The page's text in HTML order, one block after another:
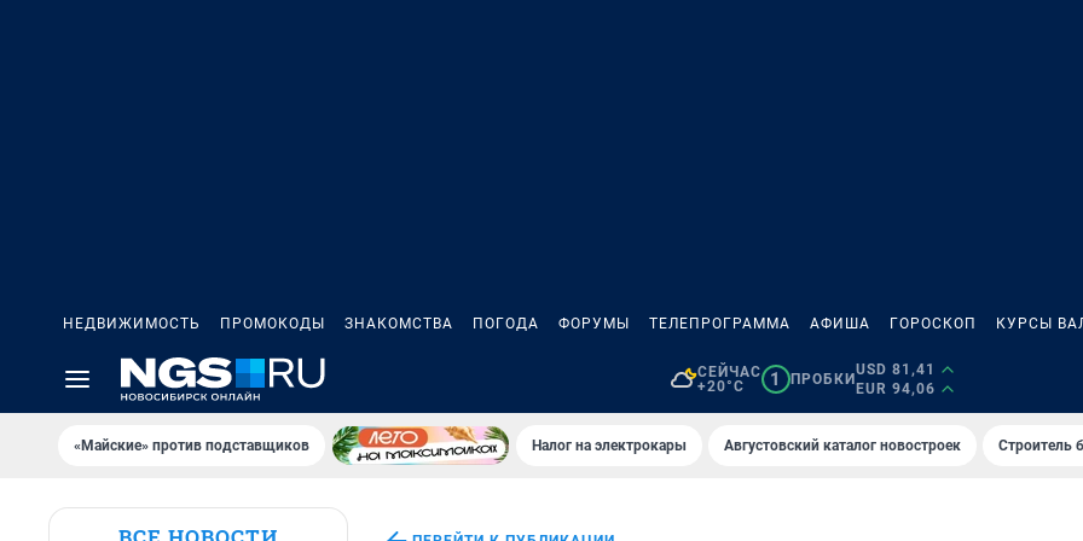
НЕДВИЖИМОСТЬ ПРОМОКОДЫ ЗНАКОМСТВА ПОГОДА ФОРУМЫ ТЕЛЕПРОГРАММА АФИША ГОРОСКОП КУРСЫ
СЕЙЧАС
+20°C
1 ПРОБКИ
USD 81,41
EUR 94,06
«Майские» против подставщиков Налог на электрокары Августовский каталог новостроек Строитель